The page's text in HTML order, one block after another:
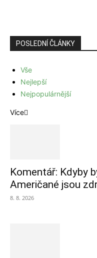
POSLEDNÍ ČLÁNKY
Vše
Nejlepší
Nejpopulárnější
Více
Komentář: Kdyby
Američané jsou
8. 8. 2026